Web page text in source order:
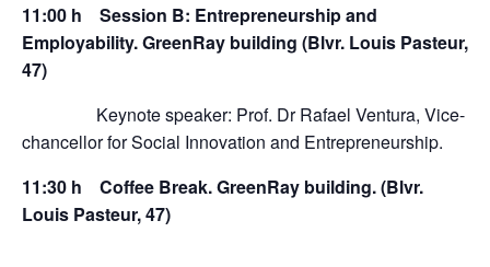
11:00 h Session B: Entrepreneurship and
Employability.GreenRay building (Blvr. Louis Pasteur,
47)
Keynote speaker: Prof. Dr Rafael Ventura, Vice-
chancellor for Social Innovation and Entrepreneurship.
11:30 h Coffee Break. GreenRay building. (Blvr.
Louis Pasteur, 47)